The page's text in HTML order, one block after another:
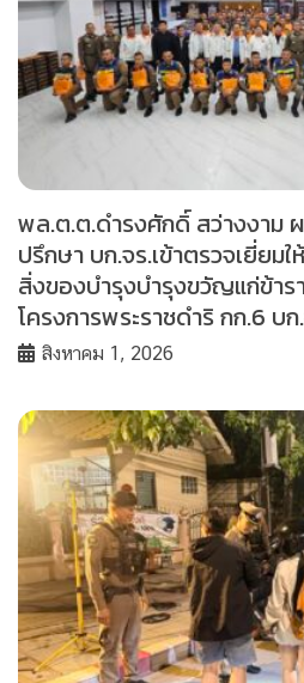
พล.ต.ต.ดำรงศักดิ์ สว่างงาม
ปรึกษา บก.จร.เข้าตรวจเยี่ยม
สิ่งของบำรุงบำรุงขวัญแก่ข้าร
โครงการพระราชดำริ กก.6 บก
สิงหาคม 1, 2026